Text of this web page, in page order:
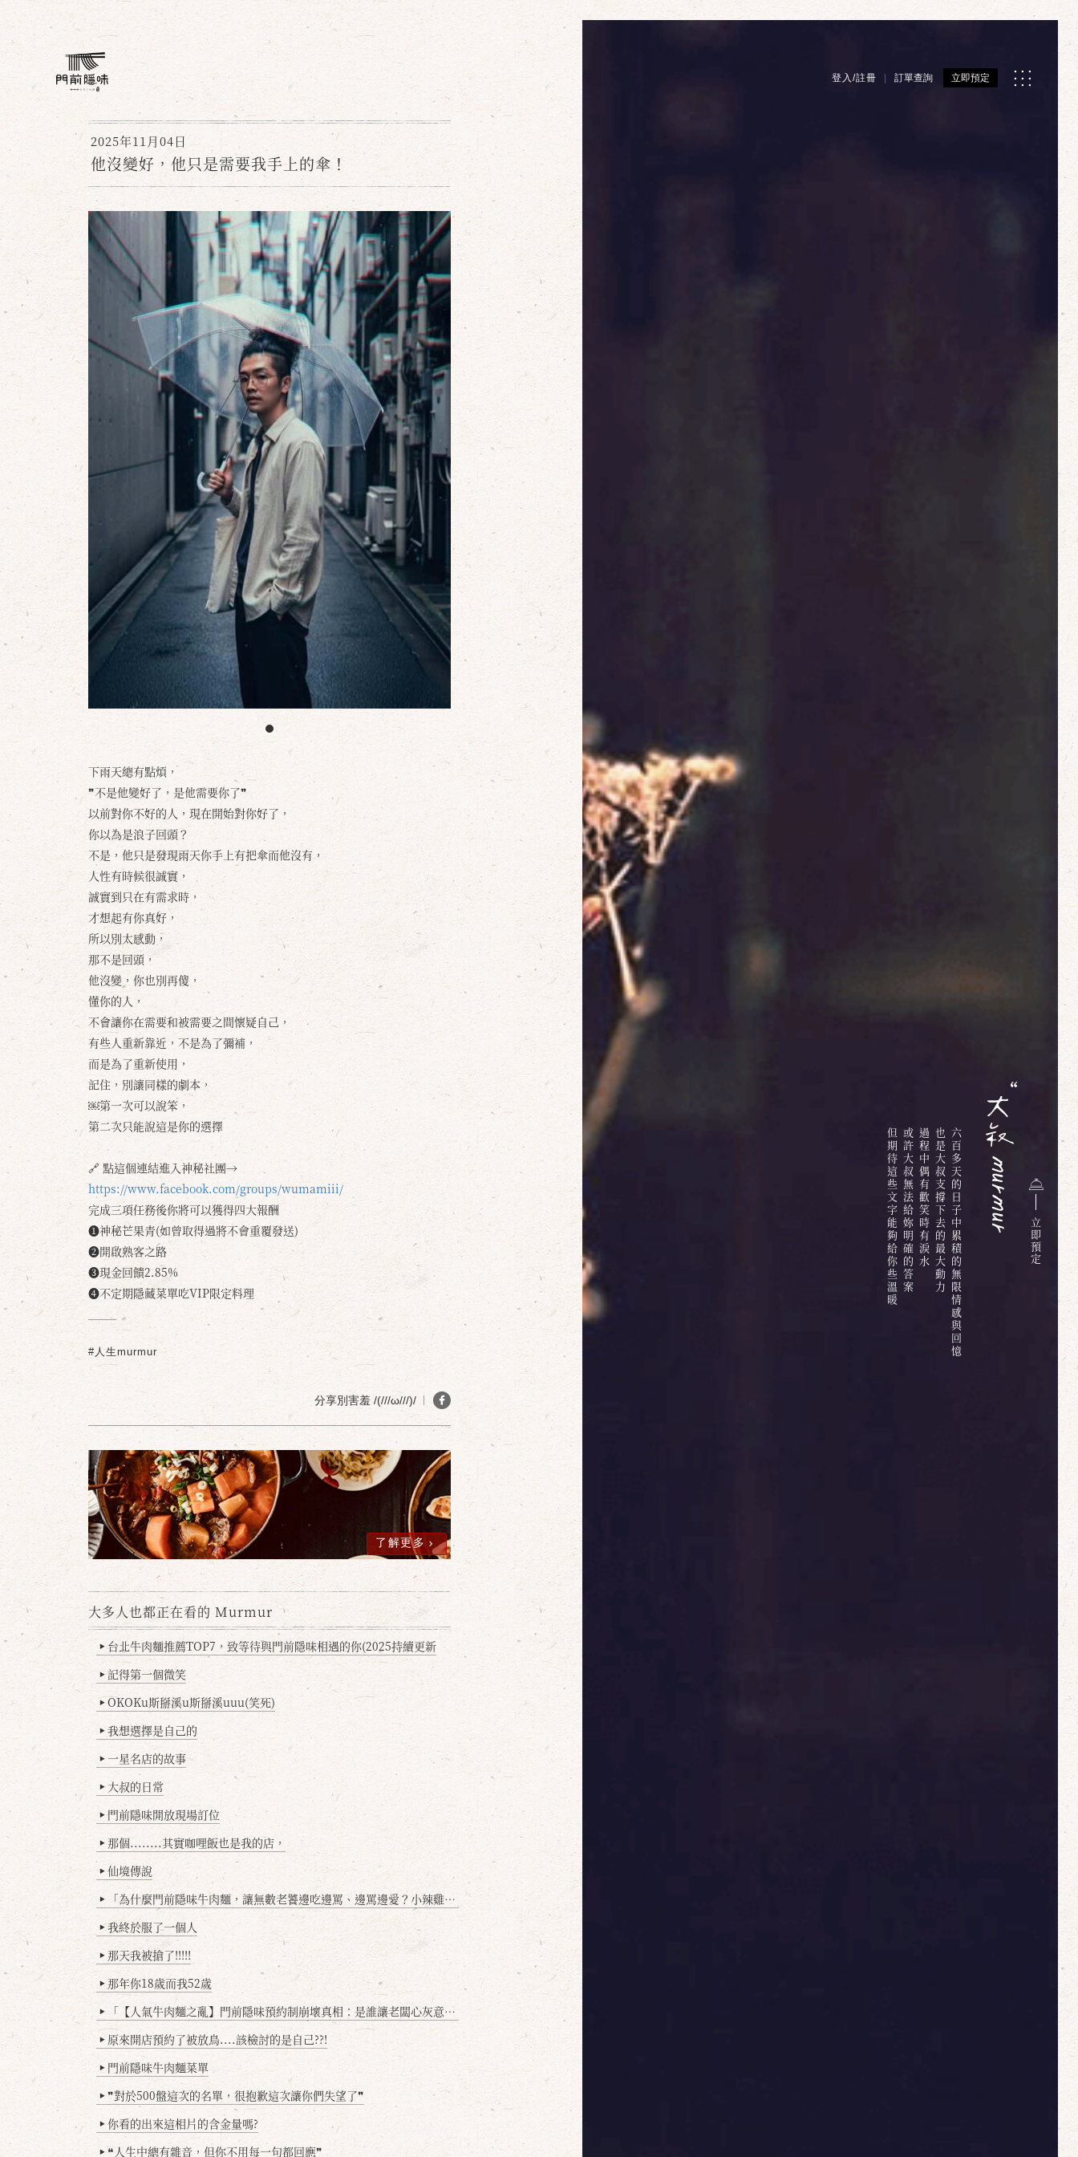
登入/註冊 訂單查詢 立即預定
六百多天的日子中累積的無限情感與回憶
也是大叔支撐下去的最大動力
過程中偶有歡笑時有淚水
或許大叔無法給妳明確的答案
但期待這些文字能夠給你些溫暖
2025年11月04日
他沒變好，他只是需要我手上的傘！
下雨天總有點煩，
❞不是他變好了，是他需要你了❞
以前對你不好的人，現在開始對你好了，
你以為是浪子回頭？
不是，他只是發現雨天你手上有把傘而他沒有，
人性有時候很誠實，
誠實到只在有需求時，
才想起有你真好，
所以別太感動，
那不是回頭，
他沒變，你也別再傻，
懂你的人，
不會讓你在需要和被需要之間懷疑自己，
有些人重新靠近，不是為了彌補，
而是為了重新使用，
記住，別讓同樣的劇本，
￼第一次可以說笨，
第二次只能說這是你的選擇
🔗 點這個連結進入神秘社團→
https://www.facebook.com/groups/wumamiii/
完成三項任務後你將可以獲得四大報酬
❶神秘芒果青(如曾取得過將不會重覆發送)
❷開啟熟客之路
❸現金回饋2.85%
❹不定期隱藏菜單吃VIP限定料理
#人生murmur
分享別害羞 /(///ω///)/
了解更多
大多人也都正在看的 Murmur
▶ 台北牛肉麵推薦TOP7，致等待與門前隱味相遇的你(2025持續更新
▶ 記得第一個微笑
▶ OKOKu斯掰溪u斯掰溪uuu(笑死)
▶ 我想選擇是自己的
▶ 一星名店的故事
▶ 大叔的日常
▶ 門前隱味開放現場訂位
▶ 那個........其實咖哩飯也是我的店，
▶ 仙境傳說
▶ 「為什麼門前隱味牛肉麵，讓無數老饕邊吃邊罵、邊罵邊愛？小辣雞揭密！」
▶ 我終於服了一個人
▶ 那天我被搶了!!!!!
▶ 那年你18歲而我52歲
▶ 「【人氣牛肉麵之亂】門前隱味預約制崩壞真相：是誰讓老闆心灰意冷？」
▶ 原來開店預約了被放鳥....該檢討的是自己??!
▶ 門前隱味牛肉麵菜單
▶ ❞對於500盤這次的名單，很抱歉這次讓你們失望了❞
▶ 你看的出來這相片的含金量嗎?
▶ ❝人生中總有雜音，但你不用每一句都回應❞
立
即
預
定
取消